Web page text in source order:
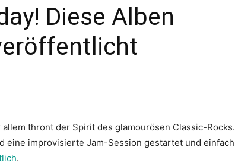
Diese Alben
thront der Spirit des glamourösen Classic-Rocks.
eine improvisierte Jam-Session gestartet und einfach
.